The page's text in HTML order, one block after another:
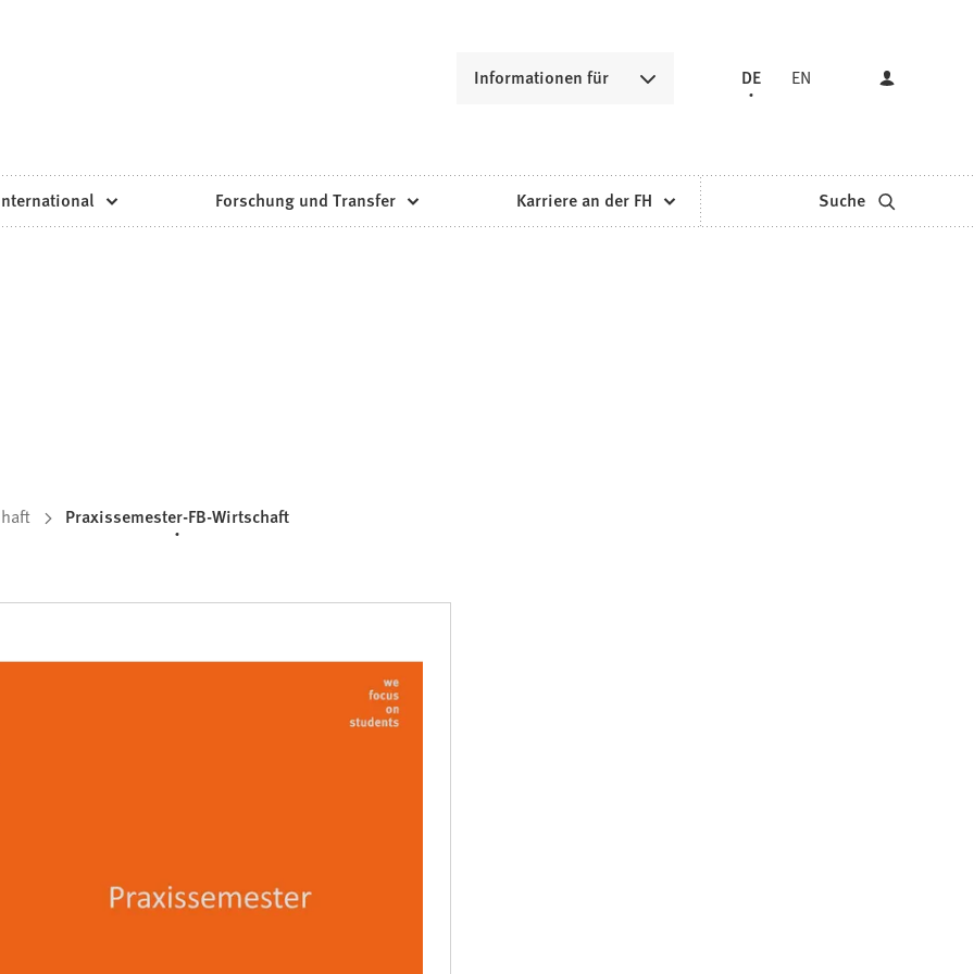
Informationen für DE EN
Forschung und Transfer Karriere an der FH Suche
Praxissemester-FB-Wirtschaft